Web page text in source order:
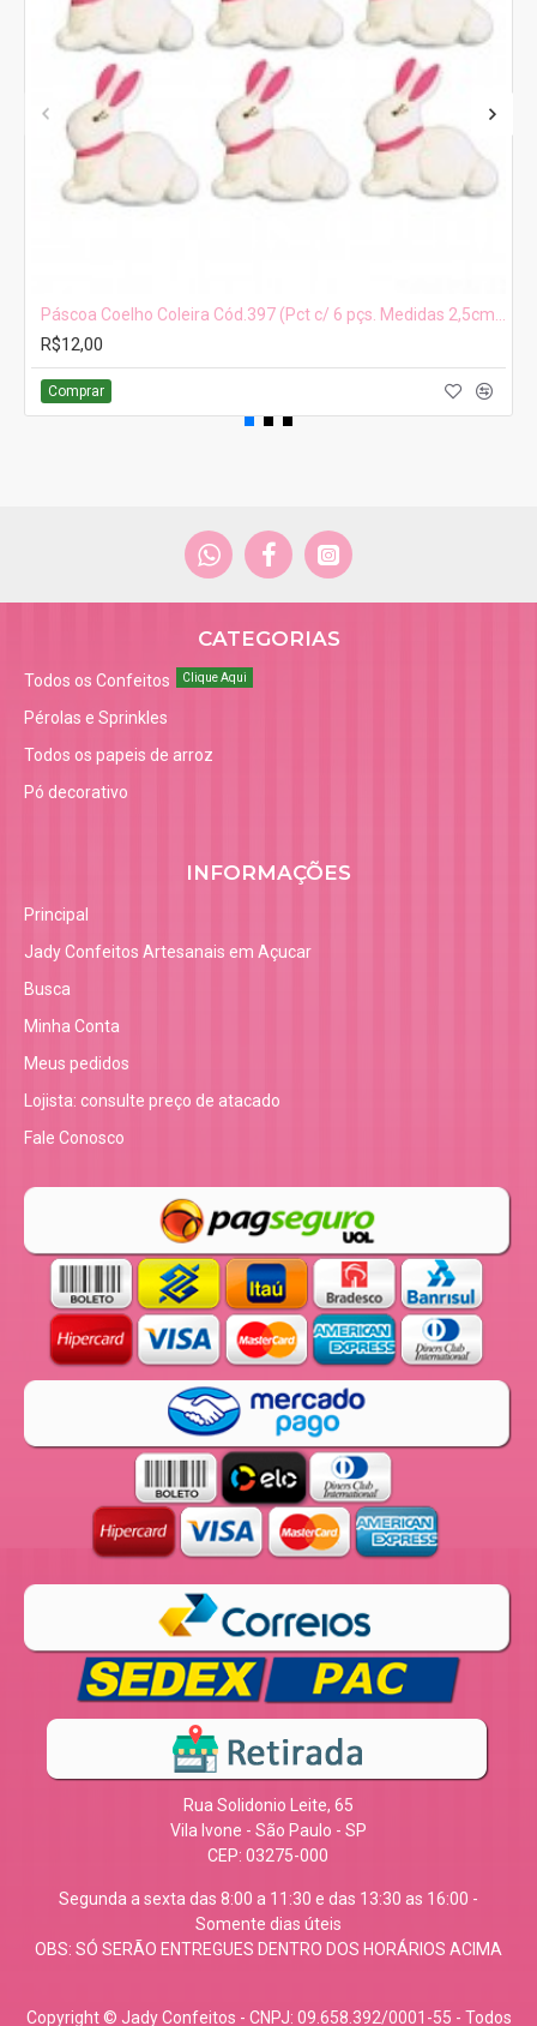
R$12,00
Comprar
CATEGORIAS
Todos os Confeitos Clique Aqui
Pérolas e Sprinkles
Todos os papeis de arroz
Pó decorativo
INFORMAÇÕES
Principal
Jady Confeitos Artesanais em Açucar
Busca
Minha Conta
Meus pedidos
Lojista: consulte preço de atacado
Fale Conosco
Rua Solidonio Leite, 65
Vila Ivone - São Paulo - SP
CEP: 03275-000
Segunda a sexta das 8:00 a 11:30 e das 13:30 as 16:00 -
Somente dias úteis
OBS: SÓ SERÃO ENTREGUES DENTRO DOS HORÁRIOS ACIMA
Copyright © Jady Confeitos - CNPJ: 09.658.392/0001-55 - Todos